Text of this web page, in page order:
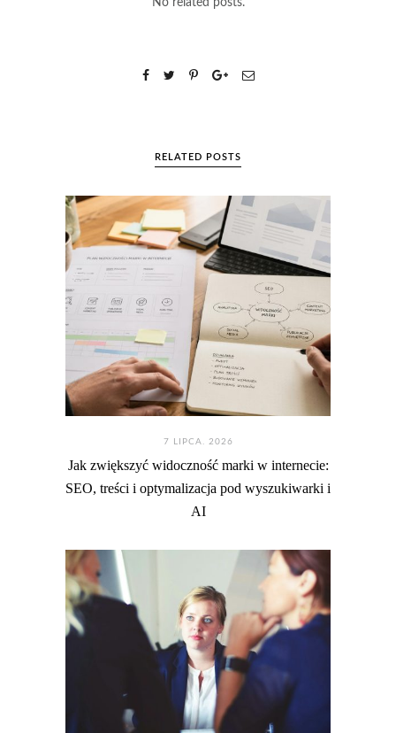
No related posts.
RELATED POSTS
7 LIPCA. 2026
Jak zwiększyć widoczność marki w internecie:
SEO, treści i optymalizacja pod wyszukiwarki i
AI